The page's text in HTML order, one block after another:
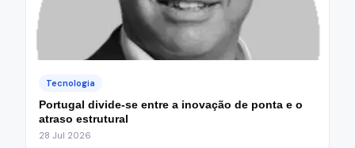
Tecnologia
Portugal divide-se entre a inovação de ponta e o
atraso estrutural
28 Jul 2026